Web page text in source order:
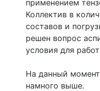
применением
Коллектив в
составов и
решен вопрос
условия для
На данный
намного выше.